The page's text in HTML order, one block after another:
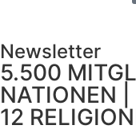
Newsletter
5.500
NATIONEN |
12